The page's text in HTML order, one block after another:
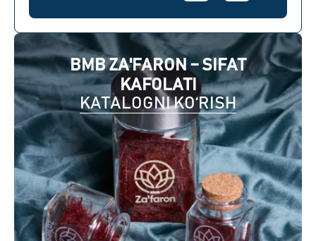
BMB ZA'FARON – SIFAT
KAFOLATI
KATALOGNI KO‘RISH